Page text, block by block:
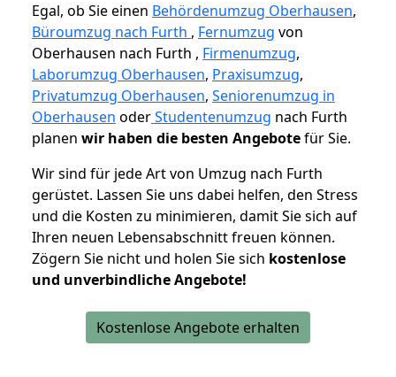
Egal, ob Sie einen Behördenumzug Oberhausen,
Büroumzug nach Furth , Fernumzug von
Oberhausen nach Furth , Firmenumzug,
Laborumzug Oberhausen, Praxisumzug,
Privatumzug Oberhausen, Seniorenumzug in
Oberhausen oderStudentenumzug nach Furth
planen wir haben die besten Angebotefür Sie.
Wir sind für jede Art von Umzug nach Furth
gerüstet. Lassen Sie uns dabei helfen, den Stress
und die Kosten zu minimieren, damit Sie sich auf
Ihren neuen Lebensabschnitt freuen können.
Zögern Sie nicht und holen Sie sich kostenlose
und unverbindliche Angebote!
Kostenlose Angebote erhalten